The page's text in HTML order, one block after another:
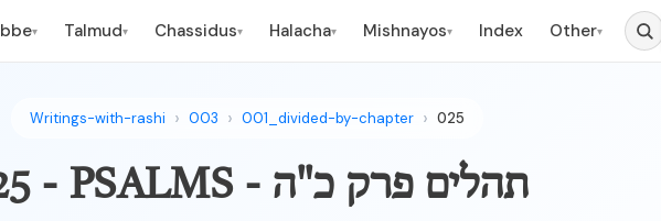
▾ Talmud▾ Chassidus▾ Halacha▾ Mishnayos▾ Index Other▾
Writings-with-rashi 003 001_divided-by-chapter 025
025 - PSALMS - תהלים פרק כ"ה